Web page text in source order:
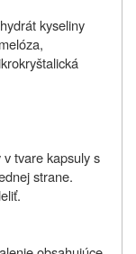
kyseliny
tvare kapsuly s
strane.